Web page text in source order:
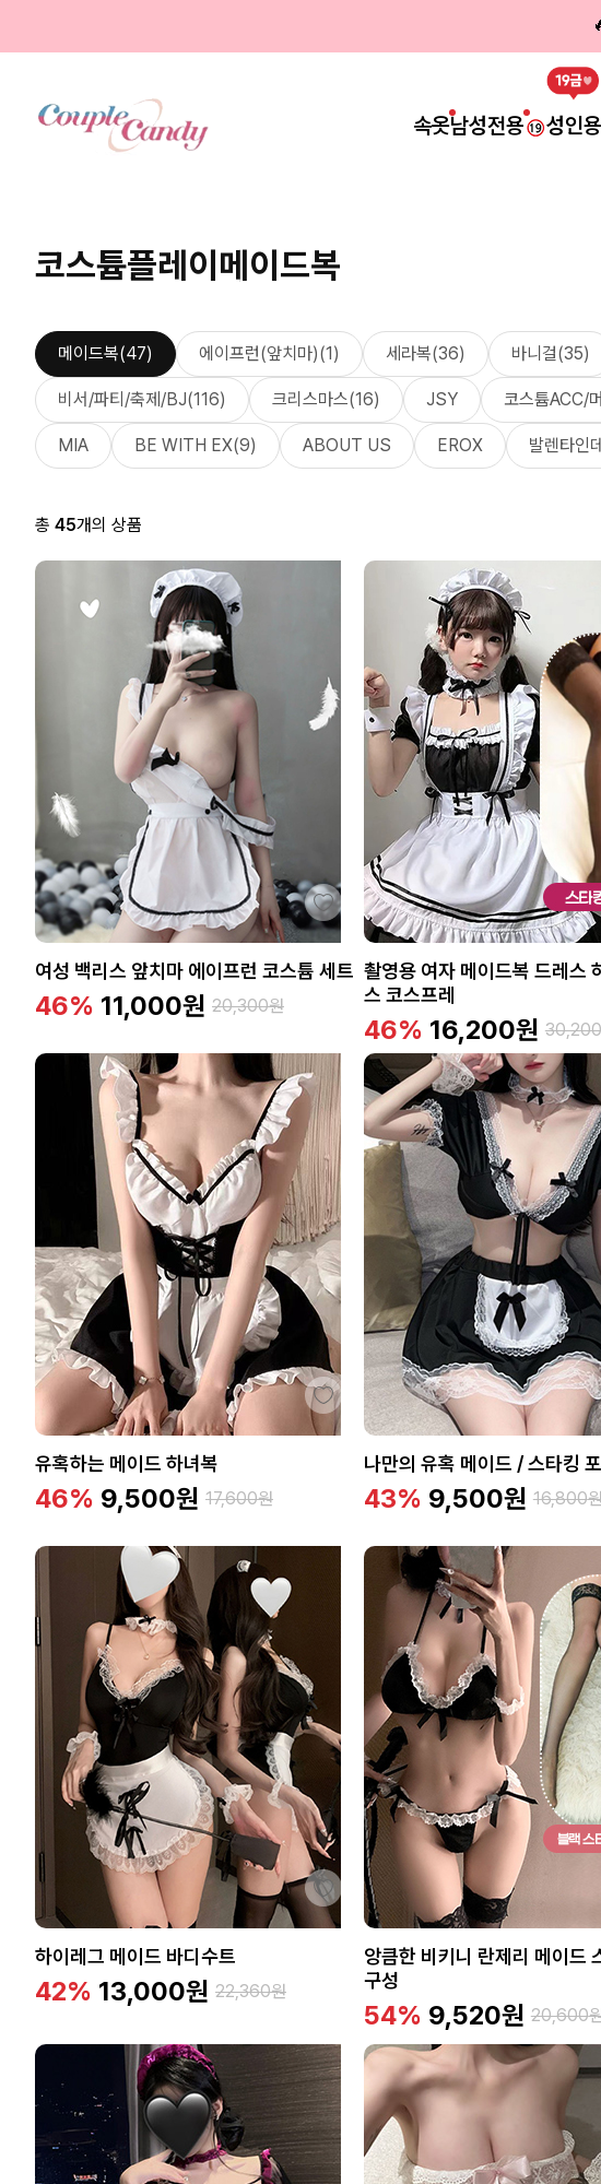
속옷남성전용 성인
코스튬플레이 메이드복
메이드복(47) 에이프런(앞치마)(1) 세라복(36) 바니걸(35)
비서/파티/축제/BJ(116) 크리스마스(16) JSY 코스튬ACC/
MIA BE WITH EX(9) ABOUT US EROX 발렌타인
총 45개의 상품
여성 백리스 앞치마 에이프런 코스튬 세트
46% 11,000원 20,300원
촬영용 여자 메이드복 드레스
스 코스프레
46% 16,200원 30,200
유혹하는 메이드 하녀복
46% 9,500원 17,600원
나만의 유혹 메이드 / 스타킹
43% 9,500원 16,800
하이레그 메이드 바디수트
42% 13,000원 22,360원
앙큼한 비키니 란제리 메이드
구성
54% 9,520원 20,600